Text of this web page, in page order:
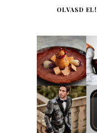
OLVASD EL!